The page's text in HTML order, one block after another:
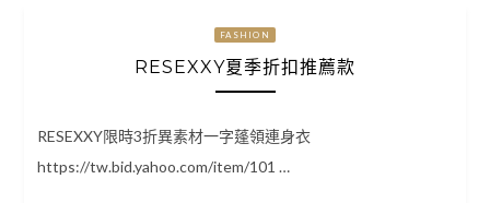
FASHION
RESEXXY夏季折扣推薦款
RESEXXY限時3折異素材一字蓬領連身衣
https://tw.bid.yahoo.com/item/101 …